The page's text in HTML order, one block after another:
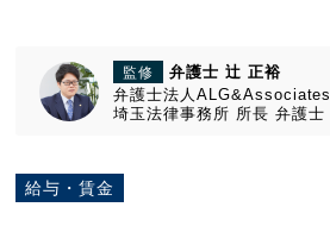
監修
弁護士 辻 正裕
弁護士法人ALG&Associates
埼玉法律事務所 所長 弁護士
給与・賃金